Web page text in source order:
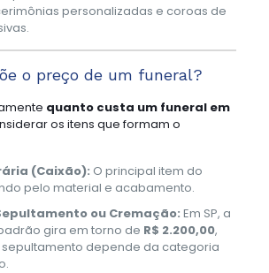
personalizadas e coroas de
o preço de um funeral?
quanto custa um funeral em
os itens que formam o
(Caixão): O principal item do
pelo material e acabamento.
ou Cremação: Em SP, a
gira em torno de R$ 2.200,00,
depende da categoria